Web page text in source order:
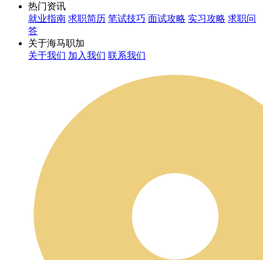
热门资讯
就业指南 求职简历 笔试技巧 面试攻略 实习攻略 求职问
答
关于海马职加
关于我们 加入我们 联系我们